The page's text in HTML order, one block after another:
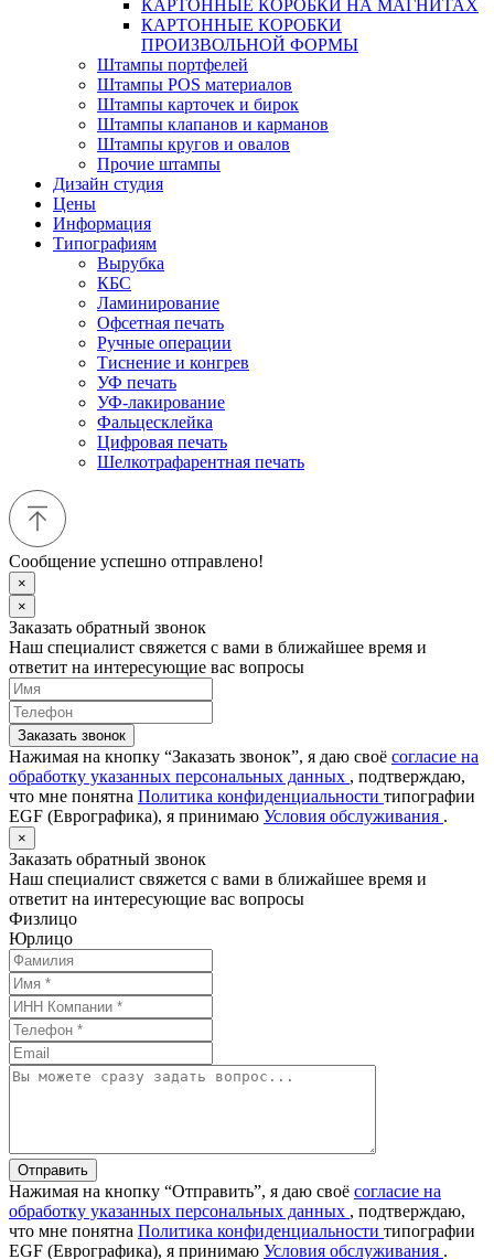
КАРТОННЫЕ КОРОБКИ НА МАГНИТАХ
КАРТОННЫЕ КОРОБКИ
ПРОИЗВОЛЬНОЙ ФОРМЫ
Штампы портфелей
Штампы POS материалов
Штампы карточек и бирок
Штампы клапанов и карманов
Штампы кругов и овалов
Прочие штампы
Дизайн студия
Цены
Информация
Типографиям
Вырубка
КБС
Ламинирование
Офсетная печать
Ручные операции
Тиснение и конгрев
УФ печать
УФ-лакирование
Фальцесклейка
Цифровая печать
Шелкотрафарентная печать
Сообщение успешно отправлено!
×
×
Заказать обратный звонок
Наш специалист свяжется с вами в ближайшее время и
ответит на интересующие вас вопросы
Заказать звонок
Нажимая на кнопку “Заказать звонок”, я даю своё согласие на
обработку указанных персональных данных , подтверждаю,
что мне понятна Политика конфиденциальности типографии
EGF (Еврографика), я принимаю Условия обслуживания .
×
Заказать обратный звонок
Наш специалист свяжется с вами в ближайшее время и
ответит на интересующие вас вопросы
Физлицо
Юрлицо
Отправить
Нажимая на кнопку “Отправить”, я даю своё согласие на
обработку указанных персональных данных , подтверждаю,
что мне понятна Политика конфиденциальности типографии
EGF (Еврографика), я принимаю Условия обслуживания .